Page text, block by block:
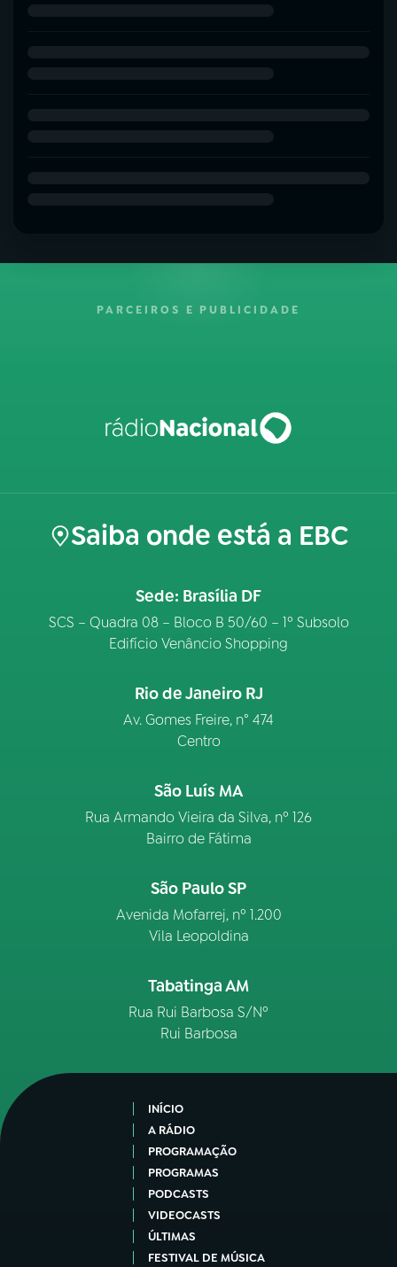
PARCEIROS E PUBLICIDADE
Saiba onde está a EBC
Sede: Brasília DF
SCS – Quadra 08 – Bloco B 50/60 – 1º Subsolo
Edifício Venâncio Shopping
Rio de Janeiro RJ
Av. Gomes Freire, n° 474
Centro
São Luís MA
Rua Armando Vieira da Silva, nº 126
Bairro de Fátima
São Paulo SP
Avenida Mofarrej, nº 1.200
Vila Leopoldina
Tabatinga AM
Rua Rui Barbosa S/Nº
Rui Barbosa
INÍCIO
A RÁDIO
PROGRAMAÇÃO
PROGRAMAS
PODCASTS
VIDEOCASTS
ÚLTIMAS
FESTIVAL DE MÚSICA